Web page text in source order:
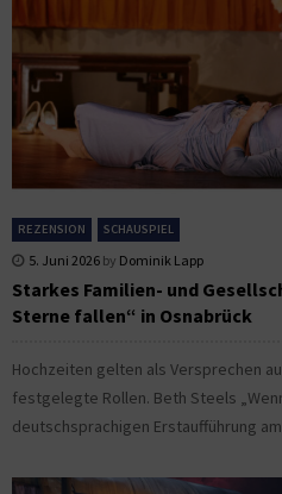
REZENSION SCHAUSPIEL
5. Juni 2026 by Dominik Lapp
Starkes Familien- und
Sterne fallen“ in Osnabrück
Hochzeiten gelten als Versprechen
festgelegte Rollen. Beth Steels
deutschsprachigen Erstaufführung